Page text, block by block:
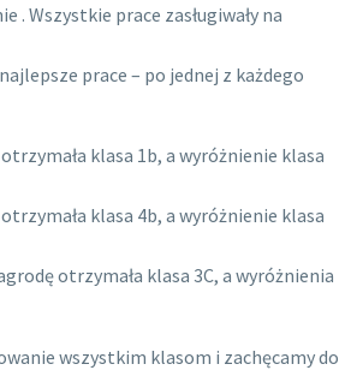
. Wszystkie prace zasługiwały na
prace – po jednej z każdego
klasa 1b, a wyróżnienie klasa
klasa 4b, a wyróżnienie klasa
otrzymała klasa 3C, a wyróżnienia
wszystkim klasom i zachęcamy do